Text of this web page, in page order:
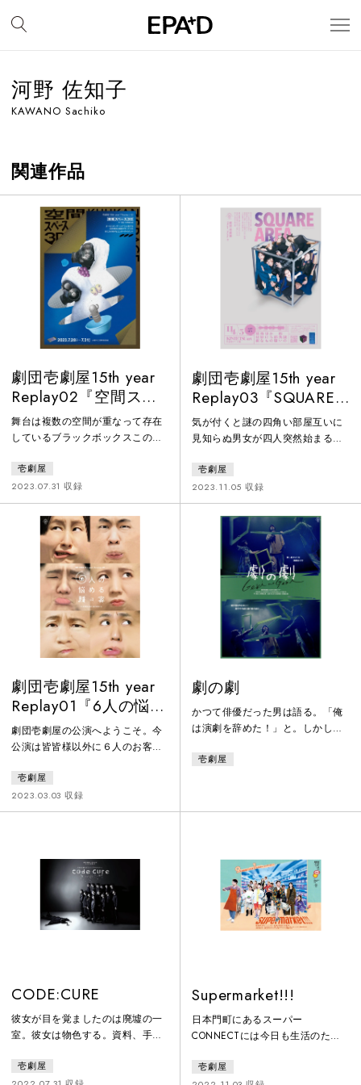
河野 佐知子
KAWANO Sachiko
関連作品
劇団壱劇屋15th year
Replay02『空間スペ
ース３Ｄ』
舞台は複数の空間が重なって存在
しているブラックボックスこの不
ある者は二次元空間へ消えた妻を
探すある者はゴミ処理場を作ろう
と画策するある者は土地を買い漁
って儲けようとするある者は盤上
の空間で戦っているある者は秘湯
の温泉を探しているある者はネッ
ト空間で成り上がろうとするある
者は…ある者は…空間の数だけド
ラマがあるそれらの空間が一つに
なる時空間は混沌に包まれる
壱劇屋
2023.07.31 収録
劇団壱劇屋15th year
Replay03『SQUARE
AREA』
気が付くと謎の四角い部屋互いに
見知らぬ男女が四人突然始まるカ
視覚できない刺客この部屋から出
る資格とは謎の部屋に閉じ込めら
れた人々に奇妙な出来事が次々と
襲いかかる世にも奇妙な脱出劇
壱劇屋
2023.11.05 収録
劇団壱劇屋15th year
Replay01『6人の悩め
る観客』
劇団壱劇屋の公演へようこそ。今
公演は皆皆様以外に６人のお客様
客様も皆皆様と同じようにチケッ
トを購入し、受付を通り、客席に
案内されることでしょう。ただし
れたもう一つの客席で、小劇場演
劇を観劇する６人のお客様をご覧
いただきます。どなた様も観劇ル
ールを守って、目の前の「６人の
悩める観客」をごゆっくりとお楽
壱劇屋
2023.03.03 収録
劇の劇
かつて俳優だった男は語る。「俺
は演劇を辞めた！」と。しかし彼
姿は観客に見られており、それは
壱劇屋
CODE:CURE
彼女が目を覚ましたのは廃墟の一
室。彼女は物色する。資料、手
白衣の男が現れ、錠剤を勧めてく
壱劇屋
Supermarket!!!
日本門町にあるスーパー
CONNECTには今日も生活のため
ラマが生まれる。何気ないけど懸
壱劇屋